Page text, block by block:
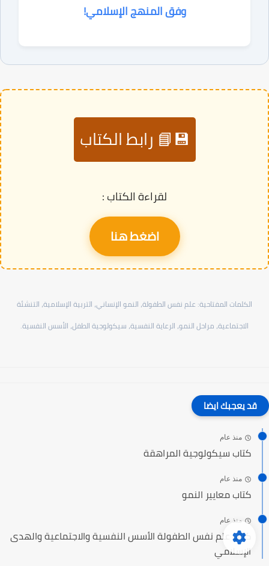
وفق المنهج الإسلامي!
💾📘 رابط الكتاب
لقراءة الكتاب :
اضغط هنا
الكلمات المفتاحية: علم نفس الطفولة، النمو الإنساني، التربية الإسلامية، التنشئة
الاجتماعية، مراحل النمو، الرعاية النفسية، سيكولوجية الطفل، الأسس النفسية.
قد يعجبك ايضا
منذ عام
كتاب سيكولوجية المراهقة
منذ عام
كتاب معايير النمو
منذ عام
كتاب علم نفس الطفولة الأسس النفسية والاجتماعية والهدى
الإسلامي